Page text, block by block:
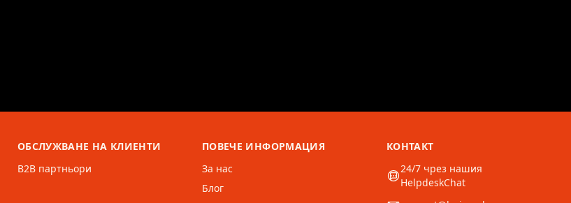
ОБСЛУЖВАНЕ НА КЛИЕНТИ
B2B партньори
ПОВЕЧЕ ИНФОРМАЦИЯ
За нас
Блог
КОНТАКТ
24/7 чрез нашия
HelpdeskChat